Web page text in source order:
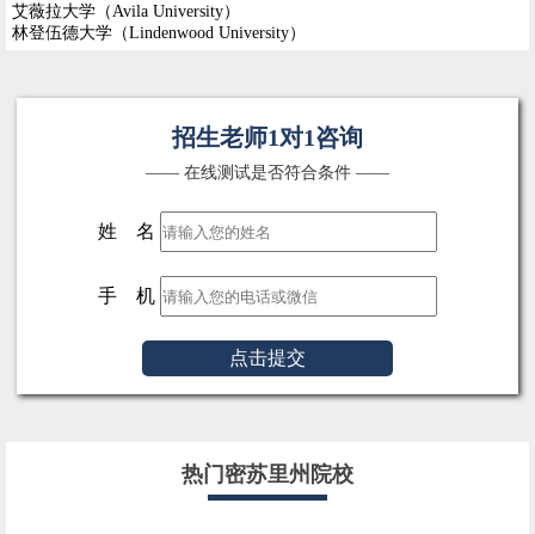
艾薇拉大学（Avila University）
林登伍德大学（Lindenwood University）
招生老师1对1咨询
—— 在线测试是否符合条件 ——
姓 名
手 机
点击提交
热门密苏里州院校